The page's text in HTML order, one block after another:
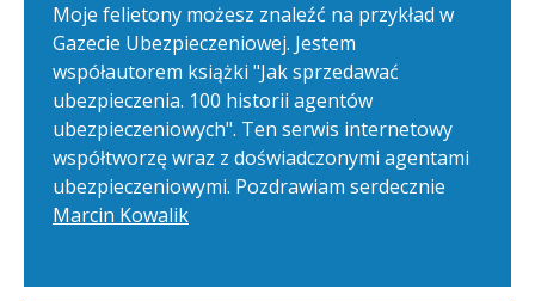
Moje felietony możesz znaleźć na przykład w
Gazecie Ubezpieczeniowej. Jestem
współautorem książki "Jak sprzedawać
ubezpieczenia. 100 historii agentów
ubezpieczeniowych". Ten serwis internetowy
współtworzę wraz z doświadczonymi agentami
ubezpieczeniowymi. Pozdrawiam serdecznie
Marcin Kowalik